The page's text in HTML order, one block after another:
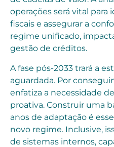
operações será vital
fiscais e assegurar a
regime unificado,
gestão de créditos.
A fase pós-2033 trará a
aguardada. Por
enfatiza a necessidade
proativa. Construir uma
anos de adaptação é
novo regime. Inclusive,
de sistemas internos,